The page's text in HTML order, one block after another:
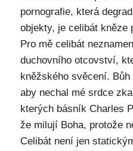
pornografie, která
objekty, je celibát kněze
Pro mě celibát
duchovního otcovství,
kněžského svěcení.
aby nechal mé srdce
kterých básník Charles
že milují Boha, protože
Celibát není jen